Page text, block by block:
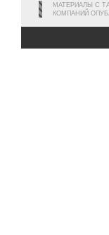
МАТЕРИАЛЫ С
КОМПАНИЙ